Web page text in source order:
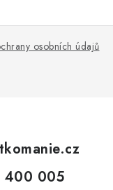
osobních údajů
005